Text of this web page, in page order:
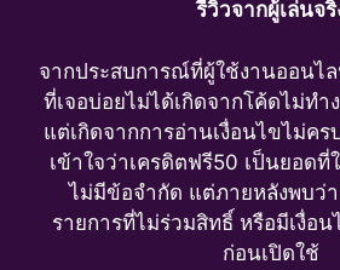
รีวิวจากผู้เล่นจริ
จากประสบการณ์ที่ผู้ใช้งานออนไ
ที่เจอบ่อยไม่ได้เกิดจากโค้ดไม่ทำ
แต่เกิดจากการอ่านเงื่อนไขไม่ค
เข้าใจว่าเครดิตฟรี50 เป็นยอด
ไม่มีข้อจำกัด แต่ภายหลังพบว่
รายการที่ไม่ร่วมสิทธิ์ หรือมีเงื่อ
ก่อนเปิดใช้